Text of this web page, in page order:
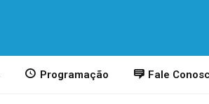
Programação Fale